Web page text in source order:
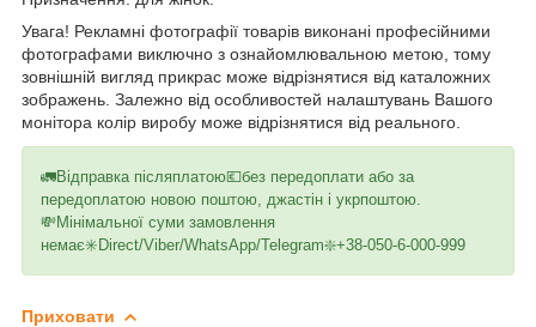
Увага! Рекламні фотографії товарів виконані професійними
фотографами виключно з ознайомлювальною метою, тому
зовнішній вигляд прикрас може відрізнятися від каталожних
зображень. Залежно від особливостей налаштувань Вашого
монітора колір виробу може відрізнятися від реального.
🚛Відправка післяплатою💶без передоплати або за
передоплатою новою поштою, джастін і укрпоштою.
💸Мінімальної суми замовлення
немає✳️Direct/Viber/WhatsApp/Telegram❇️+38-050-6-000-999
Приховати